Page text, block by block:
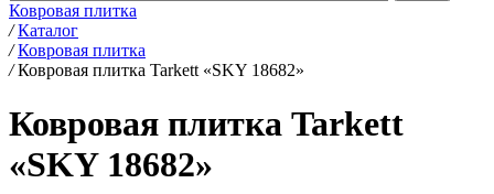
Ковровая плитка
/ Каталог
/ Ковровая плитка
/ Ковровая плитка Tarkett «SKY 18682»
Ковровая плитка Tarkett
«SKY 18682»